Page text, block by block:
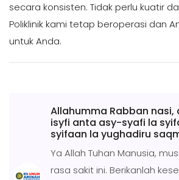
secara konsisten. Tidak perlu kuatir
Poliklinik kami tetap beroperasi dan
untuk Anda.
Allahumma Rabban nasi,
isyfi anta asy-syafi la
syifaan la yughadiru
Ya Allah Tuhan Manusia,
rasa sakit ini. Berikanlah